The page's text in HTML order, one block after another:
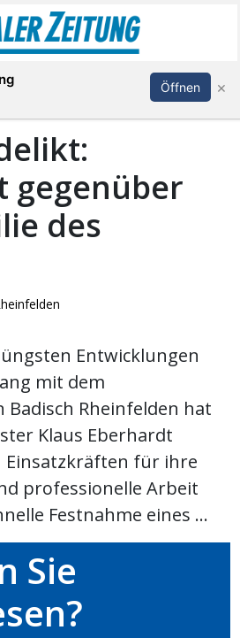
Anmelden
gegenüber
des
Entwicklungen
mit dem
Rheinfelden hat
Klaus Eberhardt
Einsatzkräften für ihre
professionelle Arbeit
Festnahme eines ...
Sie
Öffnen ×